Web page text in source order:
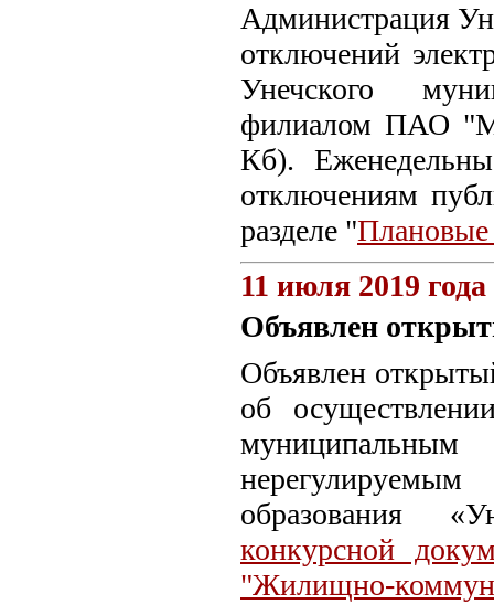
Администрация
отключений
Унечского
филиалом ПАО
Кб).
отключениям
разделе "
11 июля 2019 года
Объявлен
Объявлен
об
муниципальным
образования
конкурсной
"Жилищно-